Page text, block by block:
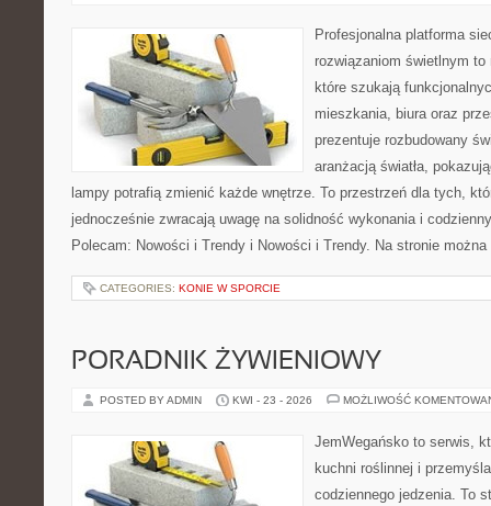
Profesjonalna platforma
rozwiązaniom świetlnym
które szukają
mieszkania, biura oraz
prezentuje rozbudowany
aranżacją światła,
lampy potrafią zmienić każde wnętrze. To przestrzeń dla tych,
jednocześnie zwracają uwagę na solidność wykonania i
Polecam: Nowości i Trendy i Nowości i Trendy. Na stronie
CATEGORIES: KONIE W SPORCIE
PORADNIK ŻYWIENIOWY
POSTED BY ADMIN KWI - 23 - 2026 MOŻLIWOŚĆ
JemWegańsko to serwis,
kuchni roślinnej i
codziennego jedzenia. To